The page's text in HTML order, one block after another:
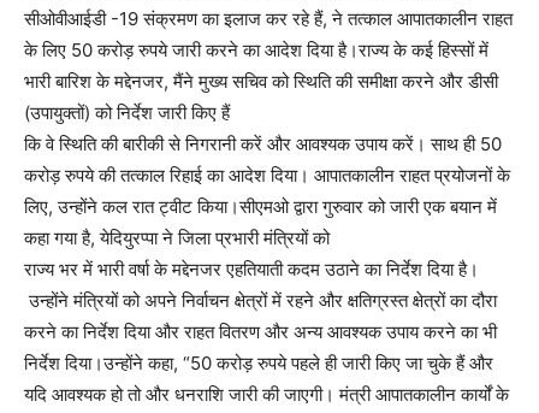
सीओवीआईडी ​​-19 संक्रमण का इलाज कर रहे हैं, ने तत्काल आपातकालीन राहत
के लिए 50 करोड़ रुपये जारी करने का आदेश दिया है।राज्य के कई हिस्सों में
भारी बारिश के मद्देनजर, मैंने मुख्य सचिव को स्थिति की समीक्षा करने और डीसी
(उपायुक्तों) को निर्देश जारी किए हैं
कि वे स्थिति की बारीकी से निगरानी करें और आवश्यक उपाय करें। साथ ही 50
करोड़ रुपये की तत्काल रिहाई का आदेश दिया। आपातकालीन राहत प्रयोजनों के
लिए, उन्होंने कल रात ट्वीट किया।सीएमओ द्वारा गुरुवार को जारी एक बयान में
कहा गया है, येदियुरप्पा ने जिला प्रभारी मंत्रियों को
राज्य भर में भारी वर्षा के मद्देनजर एहतियाती कदम उठाने का निर्देश दिया है।
उन्होंने मंत्रियों को अपने निर्वाचन क्षेत्रों में रहने और क्षतिग्रस्त क्षेत्रों का दौरा
करने का निर्देश दिया और राहत वितरण और अन्य आवश्यक उपाय करने का भी
निर्देश दिया।उन्होंने कहा, “50 करोड़ रुपये पहले ही जारी किए जा चुके हैं और
यदि आवश्यक हो तो और धनराशि जारी की जाएगी। मंत्री आपातकालीन कार्यों के